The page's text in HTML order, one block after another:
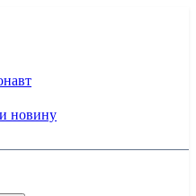
агробізнесу
новину